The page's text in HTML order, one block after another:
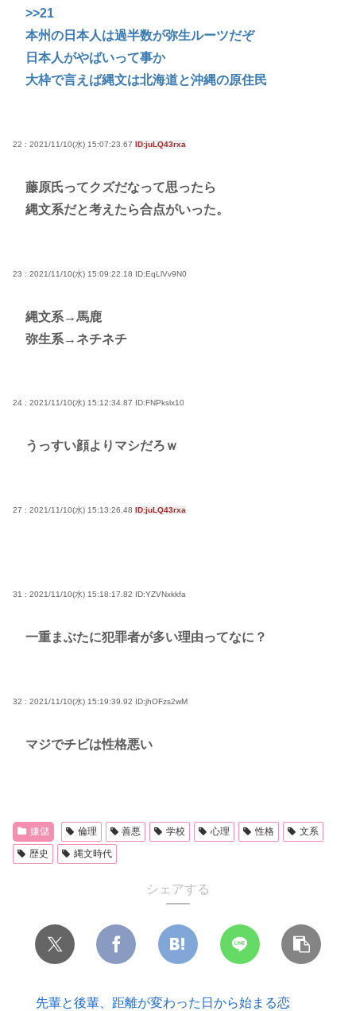
>>21
本州の日本人は過半数が弥生ルーツだぞ
日本人がやばいって事か
大枠で言えば縄文は北海道と沖縄の原住民
22 : 2021/11/10(水) 15:07:23.67 ID:juLQ43rxa
藤原氏ってクズだなって思ったら
縄文系だと考えたら合点がいった。
23 : 2021/11/10(水) 15:09:22.18 ID:EqLlVv9N0
縄文系→馬鹿
弥生系→ネチネチ
24 : 2021/11/10(水) 15:12:34.87 ID:FNPkslx10
うっすい顔よりマシだろｗ
27 : 2021/11/10(水) 15:13:26.48 ID:juLQ43rxa
31 : 2021/11/10(水) 15:18:17.82 ID:YZVNxkkfa
一重まぶたに犯罪者が多い理由ってなに？
32 : 2021/11/10(水) 15:19:39.92 ID:jhOFzs2wM
マジでチビは性格悪い
嫌儲 倫理 善悪 学校 心理 性格
文系
歴史
縄文時代
シェアする
先輩と後輩、距離が変わった日から始まる恋